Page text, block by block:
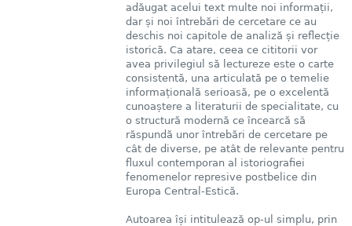
adăugat acelui text multe noi informații,
dar și noi întrebări de cercetare ce au
deschis noi capitole de analiză și reflecție
istorică. Ca atare, ceea ce cititorii vor
avea privilegiul să lectureze este o carte
consistentă, una articulată pe o temelie
informațională serioasă, pe o excelentă
cunoaștere a literaturii de specialitate, cu
o structură modernă ce încearcă să
răspundă unor întrebări de cercetare pe
cât de diverse, pe atât de relevante pentru
fluxul contemporan al istoriografiei
fenomenelor represive postbelice din
Europa Central-Estică.
Autoarea își intitulează op-ul simplu, prin